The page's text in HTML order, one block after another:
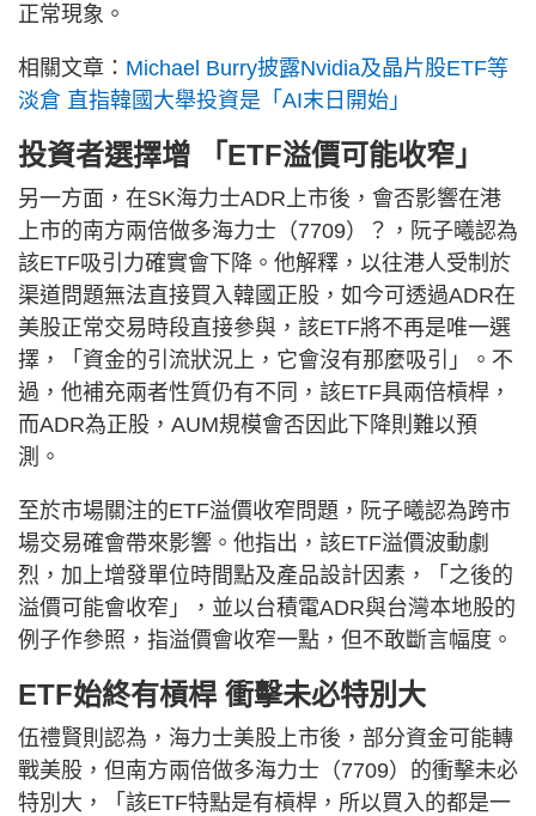
正常現象。
相關文章： Michael Burry披露Nvidia及晶片股ETF等
淡倉 直指韓國大舉投資是「AI末日開始」
投資者選擇增 「ETF溢價可能收窄」
另一方面，在SK海力士ADR上市後，會否影響在港
上市的南方兩倍做多海力士（7709）？，阮子曦認為
該ETF吸引力確實會下降。他解釋，以往港人受制於
渠道問題無法直接買入韓國正股，如今可透過ADR在
美股正常交易時段直接參與，該ETF將不再是唯一選
擇，「資金的引流狀況上，它會沒有那麼吸引」。不
過，他補充兩者性質仍有不同，該ETF具兩倍槓桿，
而ADR為正股，AUM規模會否因此下降則難以預
測。
至於市場關注的ETF溢價收窄問題，阮子曦認為跨市
場交易確會帶來影響。他指出，該ETF溢價波動劇
烈，加上增發單位時間點及產品設計因素，「之後的
溢價可能會收窄」，並以台積電ADR與台灣本地股的
例子作參照，指溢價會收窄一點，但不敢斷言幅度。
ETF始終有槓桿 衝擊未必特別大
伍禮賢則認為，海力士美股上市後，部分資金可能轉
戰美股，但南方兩倍做多海力士（7709）的衝擊未必
特別大，「該ETF特點是有槓桿，所以買入的都是一